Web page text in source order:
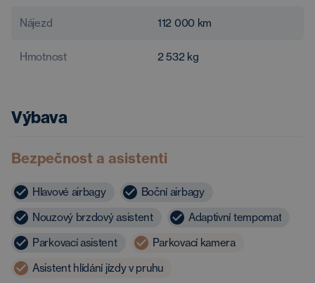
Nájezd 112 000 km
Hmotnost 2 532 kg
Výbava
Bezpečnost a asistenti
Hlavové airbagy
Boční airbagy
Nouzový brzdový asistent
Adaptivní tempomat
Parkovací asistent
Parkovací kamera
Asistent hlídání jízdy v pruhu